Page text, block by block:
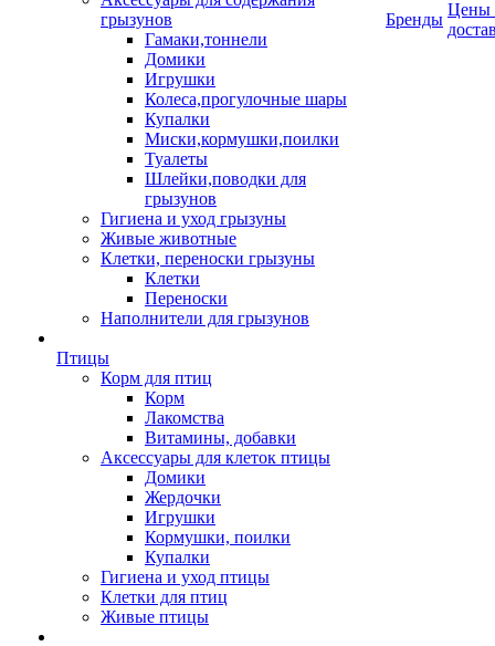
грызунов
Гамаки,тоннели
Домики
Игрушки
Колеса,прогулочные шары
Купалки
Миски,кормушки,поилки
Туалеты
Шлейки,поводки для
грызунов
Гигиена и уход грызуны
Живые животные
Клетки, переноски грызуны
Клетки
Переноски
Наполнители для грызунов
Птицы
Корм для птиц
Корм
Лакомства
Витамины, добавки
Аксессуары для клеток птицы
Домики
Жердочки
Игрушки
Кормушки, поилки
Купалки
Гигиена и уход птицы
Клетки для птиц
Живые птицы
Бренды
Цены